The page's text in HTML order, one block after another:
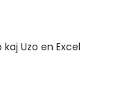
Uzo en Excel